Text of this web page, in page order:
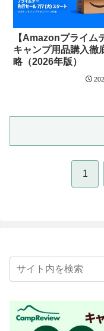
【Amazonプライム
キャンプ用品購入徹
略（2026年版）
1